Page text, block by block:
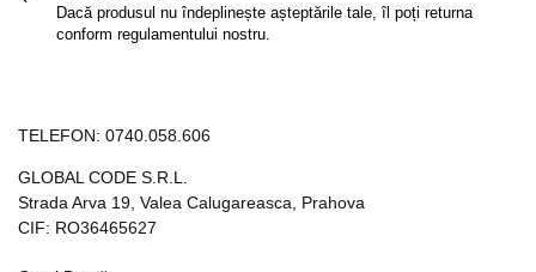
Dacă produsul nu îndeplinește așteptările tale, îl poți returna
conform regulamentului nostru.
TELEFON: 0740.058.606
GLOBAL CODE S.R.L.
Strada Arva 19, Valea Calugareasca, Prahova
CIF: RO36465627